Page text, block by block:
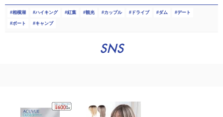
相模湖 ハイキング 紅葉 観光 カップル ドライブ ダム デート
ボート キャンプ
SNS